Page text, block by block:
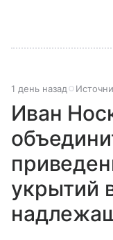
1 день назад
Иван
укрытий